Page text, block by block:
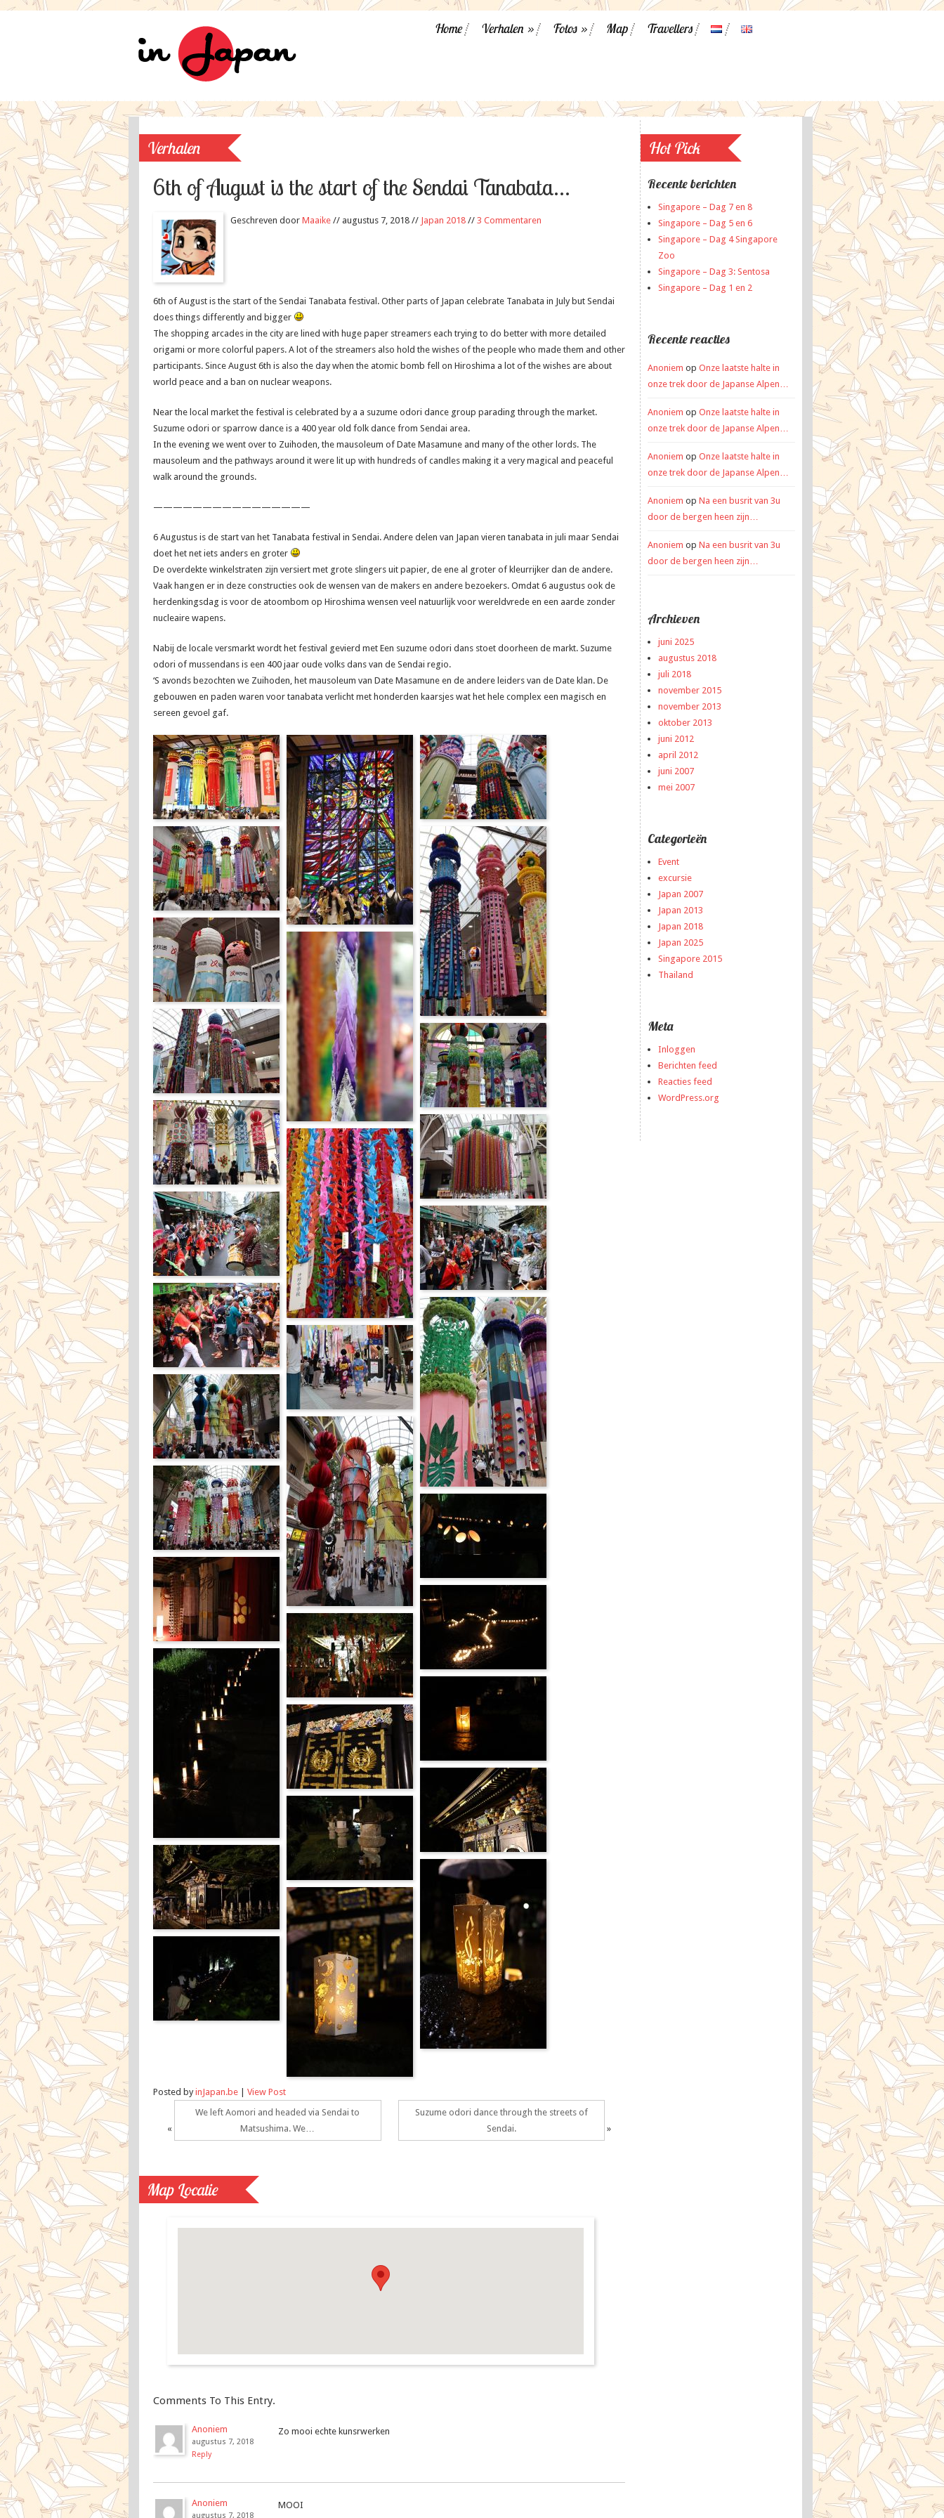
Home Verhalen » Fotos » Map Travellers
Verhalen
6th of August is the start of the Sendai Tanabata…
Geschreven door Maaike // augustus 7, 2018 // Japan 2018 // 3 Commentaren
6th of August is the start of the Sendai Tanabata festival. Other parts of Japan celebrate Tanabata in July but Sendai
does things differently and bigger
The shopping arcades in the city are lined with huge paper streamers each trying to do better with more detailed
origami or more colorful papers. A lot of the streamers also hold the wishes of the people who made them and other
participants. Since August 6th is also the day when the atomic bomb fell on Hiroshima a lot of the wishes are about
world peace and a ban on nuclear weapons.
Near the local market the festival is celebrated by a a suzume odori dance group parading through the market.
Suzume odori or sparrow dance is a 400 year old folk dance from Sendai area.
In the evening we went over to Zuihoden, the mausoleum of Date Masamune and many of the other lords. The
mausoleum and the pathways around it were lit up with hundreds of candles making it a very magical and peaceful
walk around the grounds.
————————————————
6 Augustus is de start van het Tanabata festival in Sendai. Andere delen van Japan vieren tanabata in juli maar Sendai
doet het net iets anders en groter
De overdekte winkelstraten zijn versiert met grote slingers uit papier, de ene al groter of kleurrijker dan de andere.
Vaak hangen er in deze constructies ook de wensen van de makers en andere bezoekers. Omdat 6 augustus ook de
herdenkingsdag is voor de atoombom op Hiroshima wensen veel natuurlijk voor wereldvrede en een aarde zonder
nucleaire wapens.
Nabij de locale versmarkt wordt het festival gevierd met Een suzume odori dans stoet doorheen de markt. Suzume
odori of mussendans is een 400 jaar oude volks dans van de Sendai regio.
‘S avonds bezochten we Zuihoden, het mausoleum van Date Masamune en de andere leiders van de Date klan. De
gebouwen en paden waren voor tanabata verlicht met honderden kaarsjes wat het hele complex een magisch en
sereen gevoel gaf.
Posted byinJapan.be View Post
«
We left Aomori and headed via Sendai to
Matsushima. We…
Suzume odori dance through the streets of
Sendai.
»
Map Locatie
Comments To This Entry.
Anoniem
augustus 7, 2018
Reply
Zo mooi echte kunsrwerken
Anoniem
augustus 7, 2018
MOOI
Hot Pick
Recente berichten
Singapore – Dag 7 en 8
Singapore – Dag 5 en 6
Singapore – Dag 4 Singapore
Zoo
Singapore – Dag 3: Sentosa
Singapore – Dag 1 en 2
Recente reacties
Anoniem op Onze laatste halte in
onze trek door de Japanse Alpen…
Anoniem op Onze laatste halte in
onze trek door de Japanse Alpen…
Anoniem op Onze laatste halte in
onze trek door de Japanse Alpen…
Anoniem op Na een busrit van 3u
door de bergen heen zijn…
Anoniem op Na een busrit van 3u
door de bergen heen zijn…
Archieven
juni 2025
augustus 2018
juli 2018
november 2015
november 2013
oktober 2013
juni 2012
april 2012
juni 2007
mei 2007
Categorieën
Event
excursie
Japan 2007
Japan 2013
Japan 2018
Japan 2025
Singapore 2015
Thailand
Meta
Inloggen
Berichten feed
Reacties feed
WordPress.org